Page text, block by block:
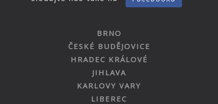
BRNO
ČESKÉ BUDĚJOVICE
HRADEC KRÁLOVÉ
JIHLAVA
KARLOVY VARY
LIBEREC